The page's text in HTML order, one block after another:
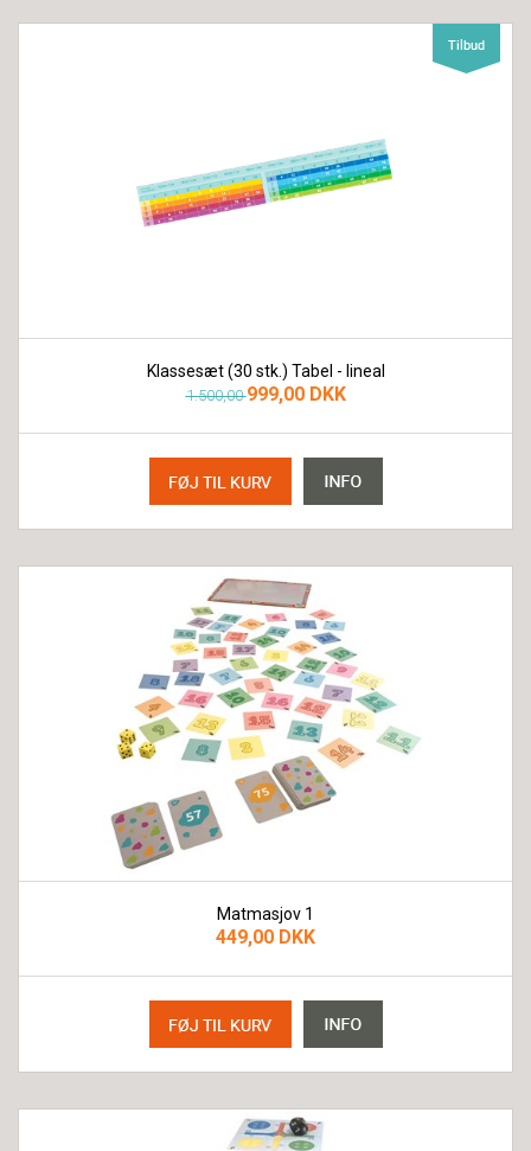
Klassesæt (30 stk.) Tabel - lineal
1.500,00999,00 DKK
Matmasjov 1
449,00 DKK